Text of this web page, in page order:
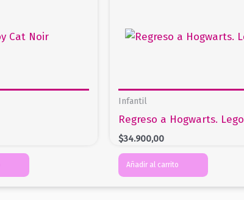
Infantil
Regreso a Hogwarts. Lego
$34.900,00
Añadir al carrito